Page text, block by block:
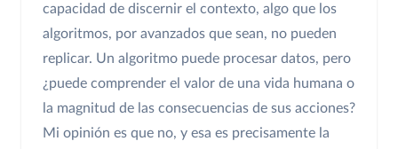
capacidad de discernir el contexto, algo que los
algoritmos, por avanzados que sean, no pueden
replicar. Un algoritmo puede procesar datos, pero
¿puede comprender el valor de una vida humana o
la magnitud de las consecuencias de sus acciones?
Mi opinión es que no, y esa es precisamente la